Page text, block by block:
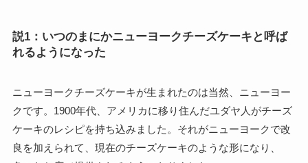
説1：いつのまにかニューヨークチーズケーキと呼ば
れるようになった
ニューヨークチーズケーキが生まれたのは当然、ニューヨー
クです。1900年代、アメリカに移り住んだユダヤ人がチーズ
ケーキのレシピを持ち込みました。それがニューヨークで改
良を加えられて、現在のチーズケーキのような形になり、